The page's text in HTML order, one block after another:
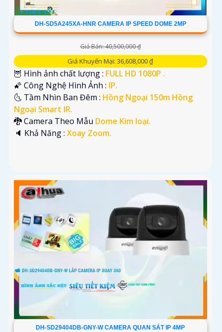
DH-SD5A245XA-HNR CAMERA IP SPEED DOME 2MP
Giá Bán: 40,500,000 ₫
Giá Khuyến Mại: 36,608,000 ₫
🦉 Hình ảnh chất lượng : FULL HD 1080P .
🌠 Công Nghệ Hình Ảnh : IP.
🌜 Tầm Nhìn Ban Đêm : Hồng Ngoại 150m Hồng
Ngoại Smart IR.
🐉️ Camera Theo Mẫu Dome Kim loại.
️🔈 Khả Năng : Xoay Zoom.
DH-SD29404DB-GNY-W CAMERA QUAN SÁT IP 4MP